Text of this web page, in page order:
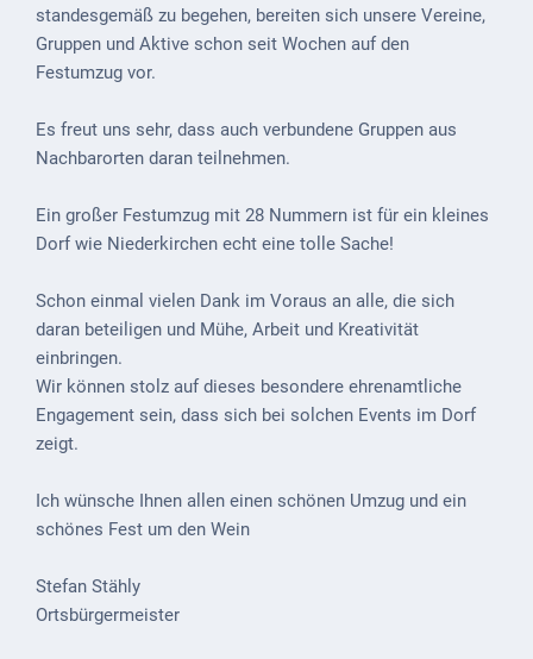
Niederkirchen
bei
Media
Sitemap
Downloads
Schwesternhaus
1906
Bürgerhospital
Akten
ab
Geplante
standesgemäß zu begehen, bereiten sich unsere Vereine,
Gruppen und Aktive schon seit Wochen auf den
Festumzug vor.
Es freut uns sehr, dass auch verbundene Gruppen aus
Nachbarorten daran teilnehmen.
Ein großer Festumzug mit 28 Nummern ist für ein kleines
Dorf wie Niederkirchen echt eine tolle Sache!
Schon einmal vielen Dank im Voraus an alle, die sich
daran beteiligen und Mühe, Arbeit und Kreativität
einbringen.
Wir können stolz auf dieses besondere ehrenamtliche
Engagement sein, dass sich bei solchen Events im Dorf
zeigt.
Ich wünsche Ihnen allen einen schönen Umzug und ein
schönes Fest um den Wein
Stefan Stähly
Ortsbürgermeister